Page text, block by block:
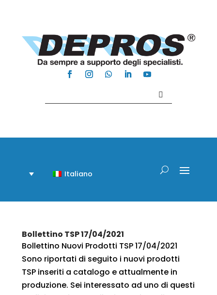
Italiano
Bollettino TSP 17/04/2021
Bollettino Nuovi Prodotti TSP 17/04/2021
Sono riportati di seguito i nuovi prodotti
TSP inseriti a catalogo e attualmente in
produzione. Sei interessato ad uno di questi